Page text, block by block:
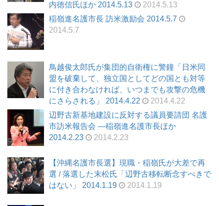
内徳信氏ほか 2014.5.13
2014.5.13
稲嶺進名護市長 訪米激励会 2014.5.7
2014.5.7
鳥越俊太郎氏が集団的自衛権に警鐘「日米同
盟を破棄して、独立国としてどの国とも対等
に付き合わなければ、いつまでも攻撃の危機
にさらされる」 2014.4.22
2014.4.22
辺野古新基地建設に反対する議員要請団 名護
市訪米報告会 ―稲嶺進名護市長ほか
2014.2.23
2014.2.23
【沖縄名護市長選】現職・稲嶺氏が大差で再
選 / 落選した末松氏「辺野古移転断念すべきで
はない」 2014.1.19
2014.1.19